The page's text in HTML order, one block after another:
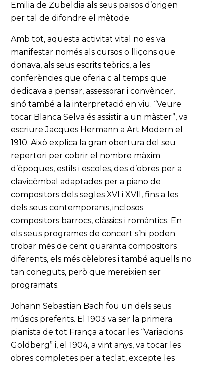
Emilia de Zubeldia als seus països d’origen
per tal de difondre el mètode.
Amb tot, aquesta activitat vital no es va
manifestar només als cursos o lliçons que
donava, als seus escrits teòrics, a les
conferències que oferia o al temps que
dedicava a pensar, assessorar i convèncer,
sinó també a la interpretació en viu. “Veure
tocar Blanca Selva és assistir a un màster”, va
escriure Jacques Hermann a Art Modern el
1910. Això explica la gran obertura del seu
repertori per cobrir el nombre màxim
d’èpoques, estils i escoles, des d’obres per a
clavicèmbal adaptades per a piano de
compositors dels segles XVI i XVII, fins a les
dels seus contemporanis, inclosos
compositors barrocs, clàssics i romàntics. En
els seus programes de concert s’hi poden
trobar més de cent quaranta compositors
diferents, els més cèlebres i també aquells no
tan coneguts, però que mereixien ser
programats.
Johann Sebastian Bach fou un dels seus
músics preferits. El 1903 va ser la primera
pianista de tot França a tocar les “Variacions
Goldberg” i, el 1904, a vint anys, va tocar les
obres completes per a teclat, excepte les